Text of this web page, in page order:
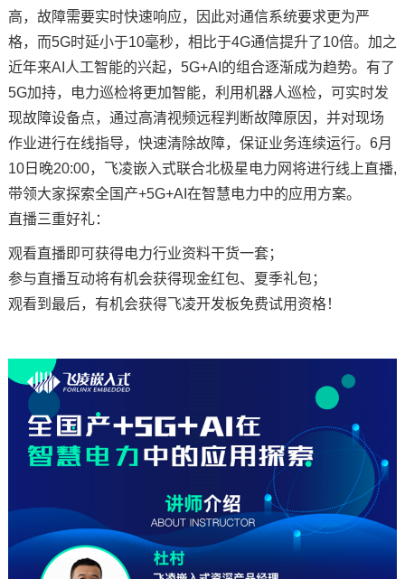
高，故障需要实时快速响应，因此对通信系统要求更为严
格，而5G时延小于10毫秒，相比于4G通信提升了10倍。加之
近年来AI人工智能的兴起，5G+AI的组合逐渐成为趋势。有了
5G加持，电力巡检将更加智能，利用机器人巡检，可实时发
现故障设备点，通过高清视频远程判断故障原因，并对现场
作业进行在线指导，快速清除故障，保证业务连续运行。6月
10日晚20:00，飞凌嵌入式联合北极星电力网将进行线上直播,
带领大家探索全国产+5G+AI在智慧电力中的应用方案。
直播三重好礼：
观看直播即可获得电力行业资料干货一套；
参与直播互动将有机会获得现金红包、夏季礼包；
观看到最后，有机会获得飞凌开发板免费试用 资格！